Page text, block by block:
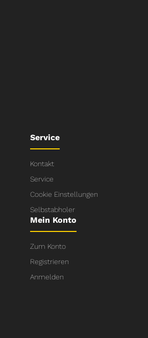
Service
Kontakt
Service
Cookie Einstellungen
Selbstabholer
Mein Konto
Zum Konto
Registrieren
Anmelden